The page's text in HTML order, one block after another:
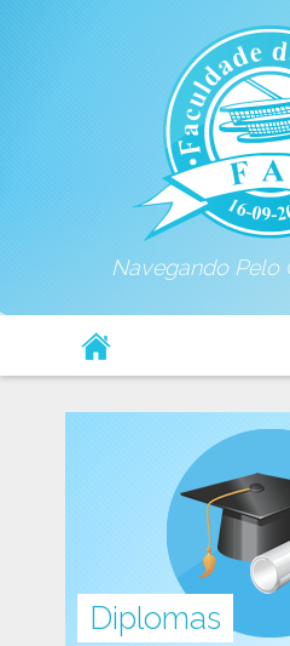
Navegando Pelo
Diplomas